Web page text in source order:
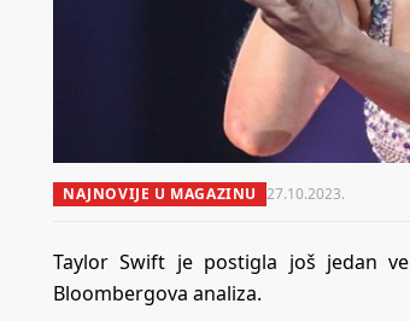
NAJNOVIJE U MAGAZINU 27.10.2023.
Taylor Swift je postigla još jedan
Bloombergova analiza.